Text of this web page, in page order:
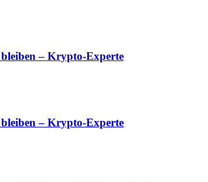
– Krypto-Experte
– Krypto-Experte